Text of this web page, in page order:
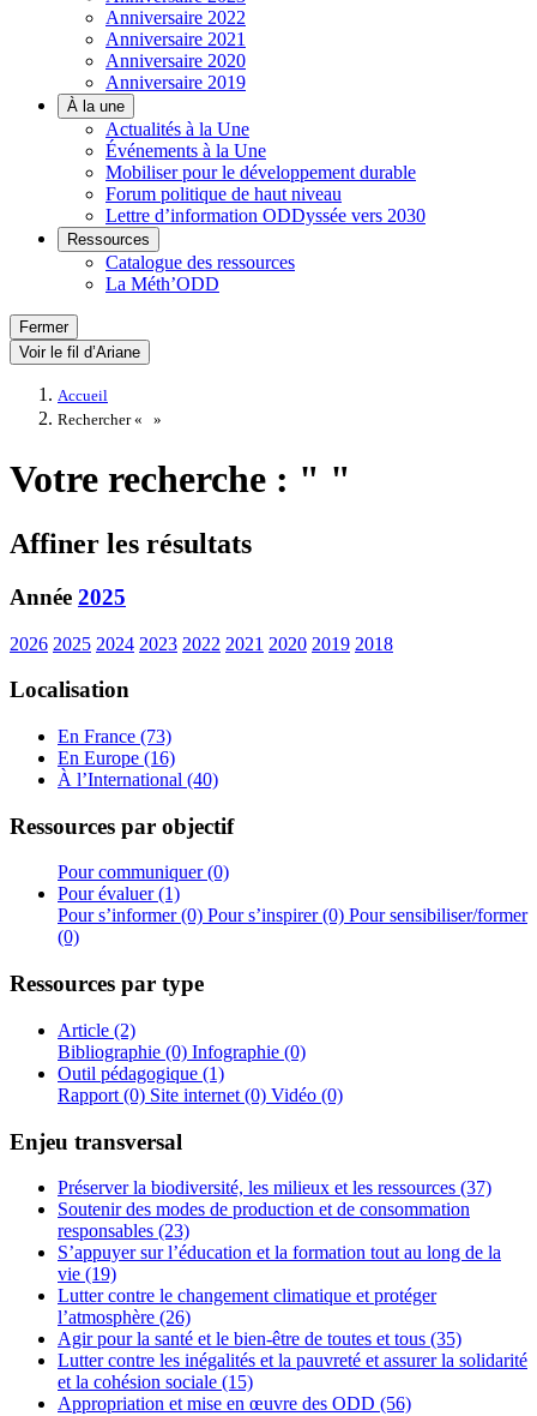
Anniversaire 2022
Anniversaire 2021
Anniversaire 2020
Anniversaire 2019
À la une
Actualités à la Une
Événements à la Une
Mobiliser pour le développement durable
Forum politique de haut niveau
Lettre d’information ODDyssée vers 2030
Ressources
Catalogue des ressources
La Méth’ODD
Fermer
Voir le fil d’Ariane
Accueil
Rechercher «
»
Votre recherche : " "
Affiner les résultats
Année 2025
2026 2025 2024 2023 2022 2021 2020 2019 2018
Localisation
En France (73)
En Europe (16)
À l’International (40)
Ressources par objectif
Pour communiquer (0)
Pour évaluer (1)
Pour s’informer (0) Pour s’inspirer (0) Pour sensibiliser/former
(0)
Ressources par type
Article (2)
Bibliographie (0) Infographie (0)
Outil pédagogique (1)
Rapport (0) Site internet (0) Vidéo (0)
Enjeu transversal
Préserver la biodiversité, les milieux et les ressources (37)
Soutenir des modes de production et de consommation
responsables (23)
S’appuyer sur l’éducation et la formation tout au long de la
vie (19)
Lutter contre le changement climatique et protéger
l’atmosphère (26)
Agir pour la santé et le bien-être de toutes et tous (35)
Lutter contre les inégalités et la pauvreté et assurer la solidarité
et la cohésion sociale (15)
Appropriation et mise en œuvre des ODD (56)